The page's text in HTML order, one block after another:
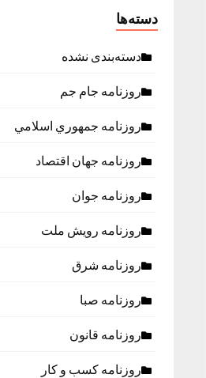
دسته‌ها
دسته‌بندی نشده
روزنامه جام جم
روزنامه جمهوري اسلامي
روزنامه جهان اقتصاد
روزنامه جوان
روزنامه رویش ملت
روزنامه شرق
روزنامه صبا
روزنامه قانون
روزنامه كسب و كار